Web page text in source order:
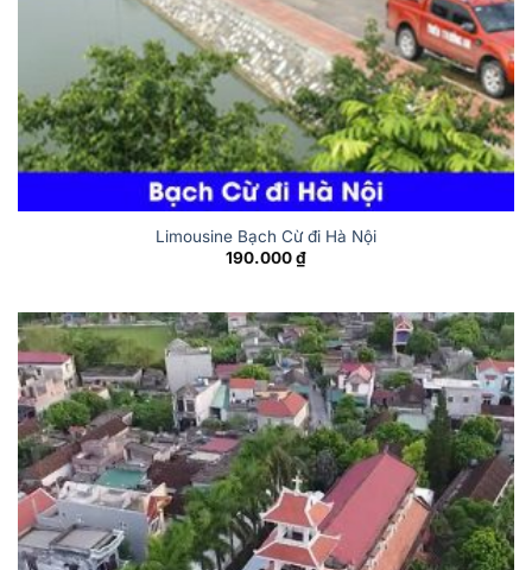
Limousine Bạch Cừ đi Hà Nội
190.000₫